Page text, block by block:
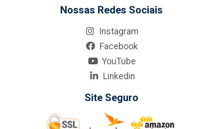
Nossas Redes Sociais
Instagram
Facebook
YouTube
Linkedin
Site Seguro